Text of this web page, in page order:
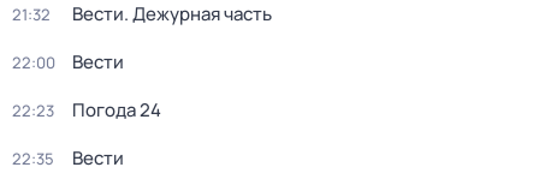
21:32 Вести. Дежурная часть
22:00 Вести
22:23 Погода 24
22:35 Вести